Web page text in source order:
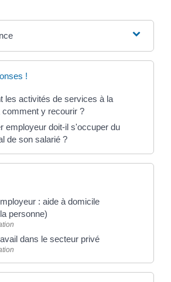
!
les activités de services à la
comment y recourir ?
employeur doit-il s'occuper du
de son salarié ?
: aide à domicile
personne)
dans le secteur privé